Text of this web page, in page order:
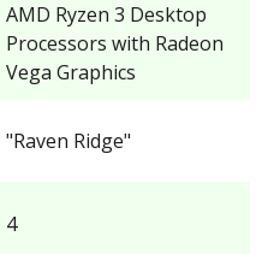
AMD Ryzen 3 Desktop
Processors with Radeon
Vega Graphics
"Raven Ridge"
4